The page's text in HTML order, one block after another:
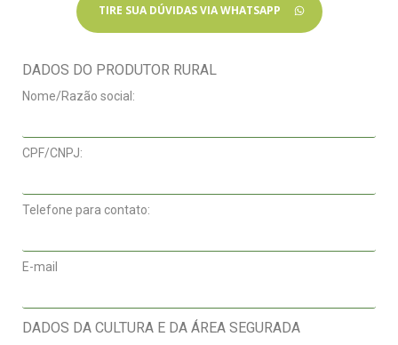
TIRE SUA DÚVIDAS VIA WHATSAPP
DADOS DO PRODUTOR RURAL
Nome/Razão social:
CPF/CNPJ:
Telefone para contato:
E-mail
DADOS DA CULTURA E DA ÁREA SEGURADA